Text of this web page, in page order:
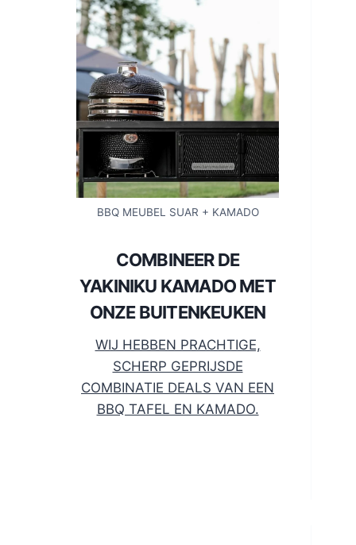
BBQ MEUBEL SUAR + KAMADO
COMBINEER DE
YAKINIKU KAMADO MET
ONZE BUITENKEUKEN
WIJ HEBBEN PRACHTIGE,
SCHERP GEPRIJSDE
COMBINATIE DEALS VAN EEN
BBQ TAFEL EN KAMADO.